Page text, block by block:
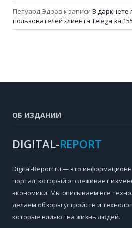
Петуард Эдров к записи В даркнете
пользователей клиента Telega за
ОБ ИЗДАНИИ
DIGITAL-REPORT
Digital-Report.ru — это
портал, который отслеживает
экономики. Мы описываем все
делаем обзоры устройств и
которые влияют на жизнь людей.